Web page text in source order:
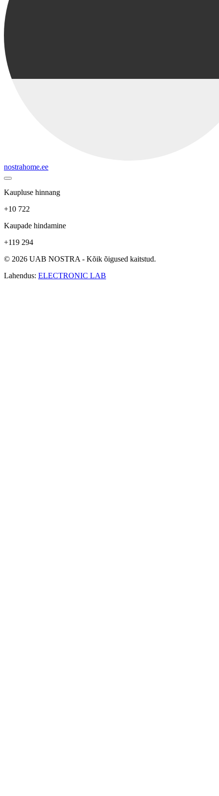
nostrahome.ee
Kaupluse hinnang
+10 722
Kaupade hindamine
+119 294
© 2026 UAB NOSTRA - Kõik õigused kaitstud.
Lahendus: ELECTRONIC LAB